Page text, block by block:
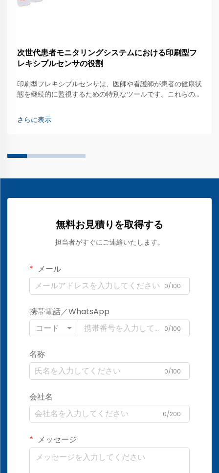
次世代患者モニタリングシステムにおける印刷型フ
レキシブルセンサの役割
印刷型フレキシブルセンサは、医師や看護師が患者の健康状
態を継続的に監視するための特別なツールです。これらのセ
単に使用できます。皮膚に装着して心拍数などの生体情報を
測定することが可能です…
さらに表示
無料お見積りを取得する
担当者がすぐにご連絡いたします。
メール
0/100
携帯電話／WhatsApp
コード
0/100
名称
0/100
会社名
0/200
メッセージ